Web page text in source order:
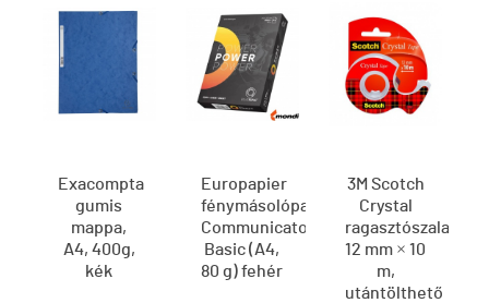
Exacompta
gumis
mappa,
A4, 400g,
kék
Europapier
fénymásolópapír
Communicator
Basic (A4,
80 g) fehér
3M Scotch
Crystal
ragasztószalag
12 mm × 10
m,
utántölthető